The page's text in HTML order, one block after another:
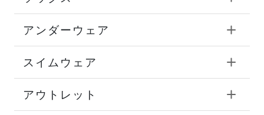
アンダーウェア
スイムウェア
アウトレット